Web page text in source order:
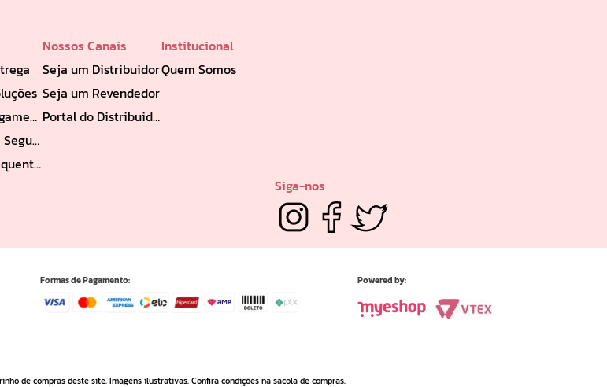
Formas de Pagamento
Privacidade e Segurança
Perguntas Frequentes
Nossos Canais
Seja um Distribuidor
Seja um Revendedor
Portal do Distribuidor
Institucional
Quem Somos
Siga-nos
Formas de Pagamento: Powered by:
de compras deste site. Imagens ilustrativas. Confira condições na sacola de compras.